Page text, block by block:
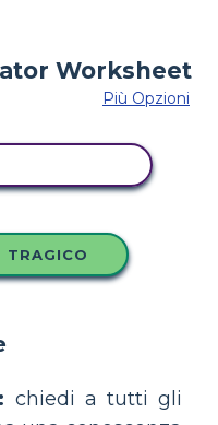
Più Opzioni
TRAGICO
chiedi a tutti gli